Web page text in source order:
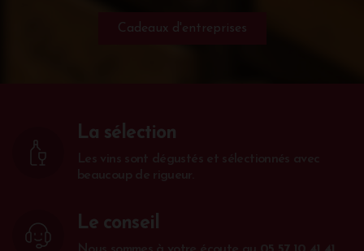
Cadeaux d'entreprises
La sélection
Le conseil